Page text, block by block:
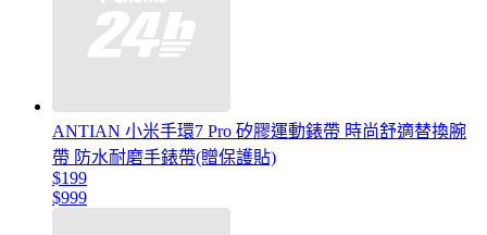
ANTIAN 小米手環7 Pro 矽膠運動錶帶 時尚舒適替換腕
帶 防水耐磨手錶帶(贈保護貼)
$199
$999